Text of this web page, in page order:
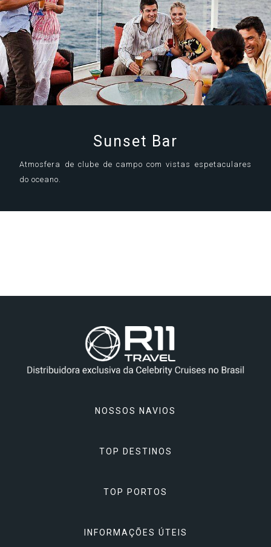
Sunset Bar
Atmosfera de clube de campo com vistas espetaculares
do oceano.
NOSSOS NAVIOS
Celebrity Apex
Celebrity Constellation
TOP DESTINOS
Alasca
TOP PORTOS
Atenas, Grécia
INFORMAÇÕES ÚTEIS